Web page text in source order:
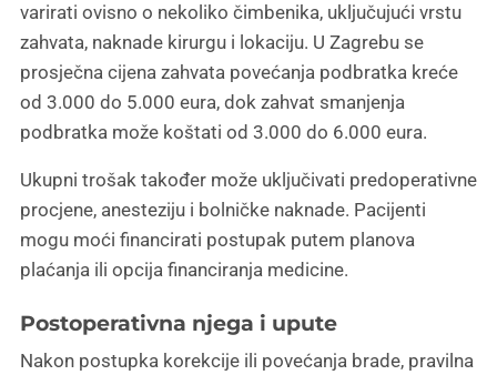
varirati ovisno o nekoliko čimbenika, uključujući vrstu
zahvata, naknade kirurgu i lokaciju. U Zagrebu se
prosječna cijena zahvata povećanja podbratka kreće
od 3.000 do 5.000 eura, dok zahvat smanjenja
podbratka može koštati od 3.000 do 6.000 eura.
Ukupni trošak također može uključivati predoperativne
procjene, anesteziju i bolničke naknade. Pacijenti
mogu moći financirati postupak putem planova
plaćanja ili opcija financiranja medicine.
Postoperativna njega i upute
Nakon postupka korekcije ili povećanja brade, pravilna